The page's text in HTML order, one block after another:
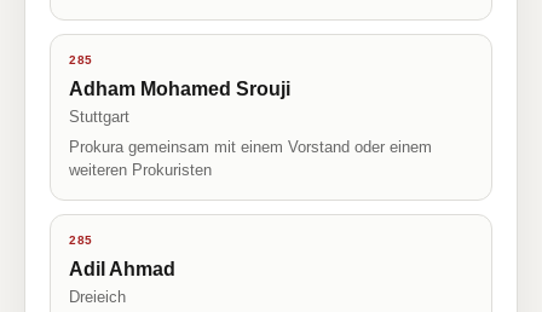
285
Adham Mohamed Srouji
Stuttgart
Prokura gemeinsam mit einem Vorstand oder einem
weiteren Prokuristen
285
Adil Ahmad
Dreieich